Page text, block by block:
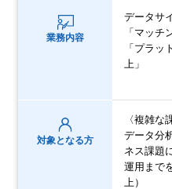
業務内容
データサ
「マッチ
「プラッ
上」
対象となる方
〈複雑な
データ分
ネス課題
運用まで
上）